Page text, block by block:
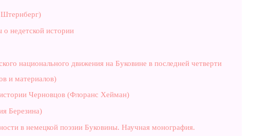
недетской истории
национального движения на Буковине в последней четверти
и материалов)
Черновцов (Флоранс Хейман)
Березина)
в немецкой поэзии Буковины. Научная монография.